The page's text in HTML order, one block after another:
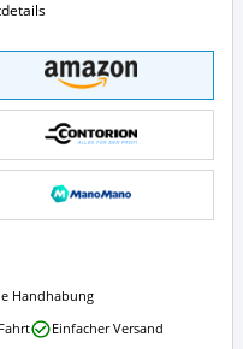
Handhabung
Einfacher Versand